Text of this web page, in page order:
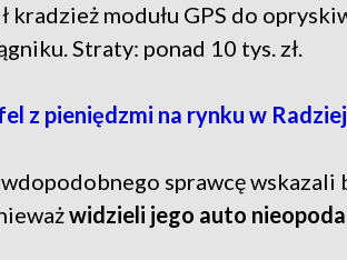
kradzież modułu GPS do
Straty: ponad 10 tys. zł.
z pieniędzmi na rynku w
sprawcę wskazali
widzieli jego auto